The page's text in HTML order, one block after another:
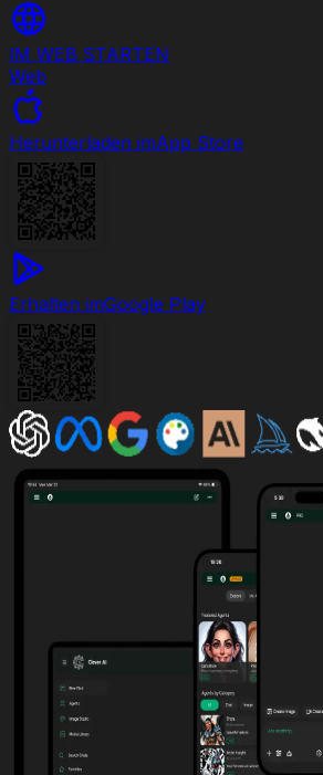
IM WEB STARTEN
Web
Herunterladen imApp Store
Erhalten imGoogle Play